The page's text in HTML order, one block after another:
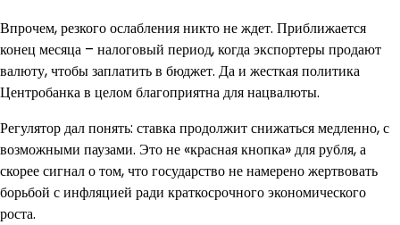
Впрочем, резкого ослабления никто не ждет. Приближается
конец месяца – налоговый период, когда экспортеры продают
валюту, чтобы заплатить в бюджет. Да и жесткая политика
Центробанка в целом благоприятна для нацвалюты.
Регулятор дал понять: ставка продолжит снижаться медленно, с
возможными паузами. Это не «красная кнопка» для рубля, а
скорее сигнал о том, что государство не намерено жертвовать
борьбой с инфляцией ради краткосрочного экономического
роста.